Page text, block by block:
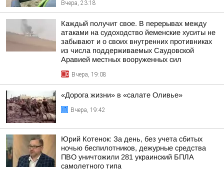
Вчера, 23:18
Каждый получит свое. В перерывах между
атаками на судоходство йеменские хуситы не
забывают и о своих внутренних противниках
из числа поддерживаемых Саудовской
Аравией местных вооруженных сил
Вчера, 19:08
«Дорога жизни» в «салате Оливье»
Вчера, 19:42
Юрий Котенок: За день, без учета сбитых
ночью беспилотников, дежурные средства
ПВО уничтожили 281 украинский БПЛА
самолетного типа